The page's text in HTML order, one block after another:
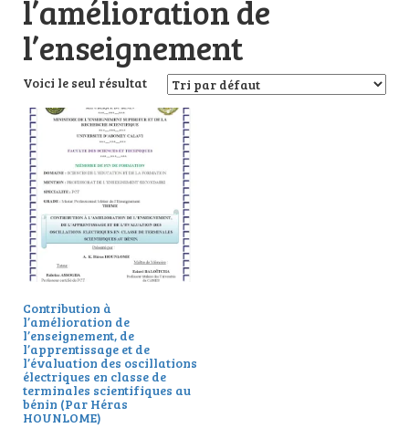
l’amélioration de
l’enseignement
Voici le seul résultat
Contribution à
l’amélioration de
l’enseignement, de
l’apprentissage et de
l’évaluation des oscillations
électriques en classe de
terminales scientifiques au
bénin (Par Héras
HOUNLOME)